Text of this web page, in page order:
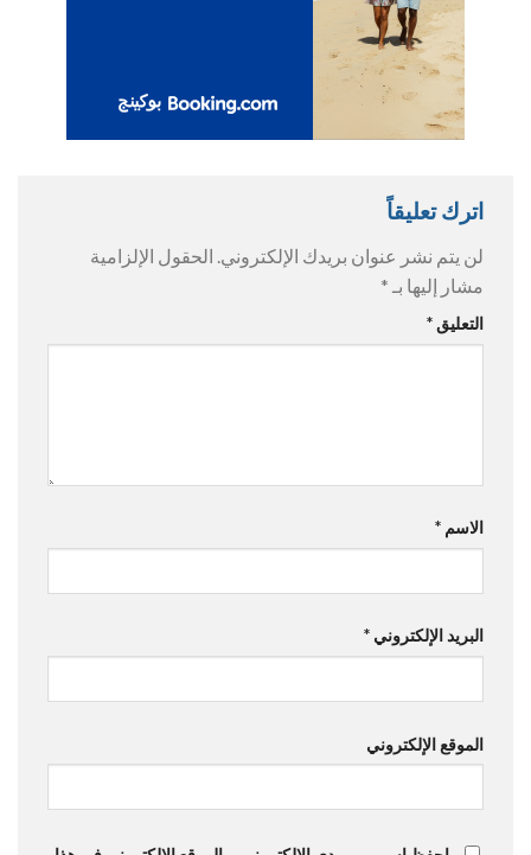
اترك تعليقاً
لن يتم نشر عنوان بريدك الإلكتروني. الحقول الإلزامية
مشار إليها بـ *
التعليق *
الاسم *
البريد الإلكتروني *
الموقع الإلكتروني